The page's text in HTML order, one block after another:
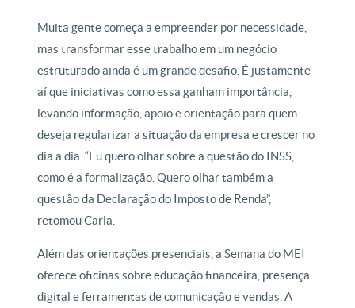
Muita gente começa a empreender por necessidade,
mas transformar esse trabalho em um negócio
estruturado ainda é um grande desafio. É justamente
aí que iniciativas como essa ganham importância,
levando informação, apoio e orientação para quem
deseja regularizar a situação da empresa e crescer no
dia a dia. “Eu quero olhar sobre a questão do INSS,
como é a formalização. Quero olhar também a
questão da Declaração do Imposto de Renda”,
retomou Carla.
Além das orientações presenciais, a Semana do MEI
oferece oficinas sobre educação financeira, presença
digital e ferramentas de comunicação e vendas. A